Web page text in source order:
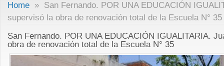
Home » San Fernando. POR UNA EDUCACIÓN
supervisó la obra de renovación total de la Escuela N° 35
San Fernando. POR UNA EDUCACIÓN IGUALITARIA.
obra de renovación total de la Escuela N° 35